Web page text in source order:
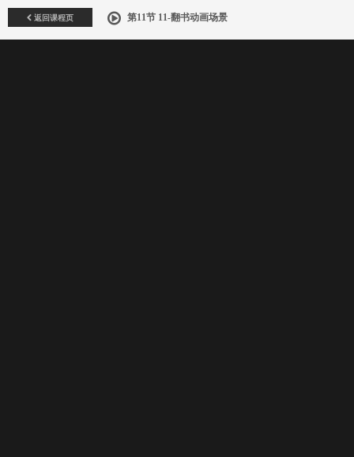
返回课程页 第11节 11-翻书动画场景